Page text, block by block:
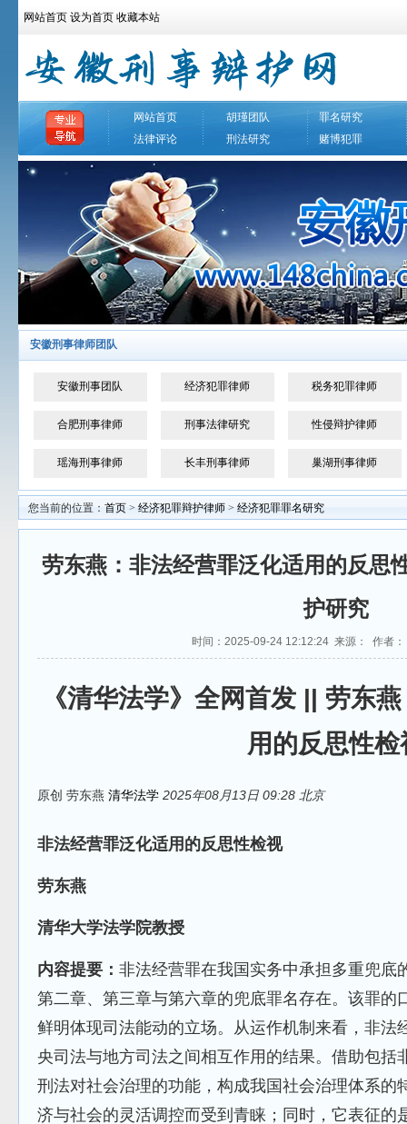
网站首页 设为首页 收藏本站
网站首页 胡瑾团队
罪名研究
法律评论
刑法研究 赌博犯罪
安徽刑事律师团队
安徽刑事团队 经济犯罪律师 税务犯罪律师
合肥刑事律师 刑事法律研究 性侵辩护律师
瑶海刑事律师 长丰刑事律师 巢湖刑事律师
您当前的位置： 首页 > 经济犯罪辩护律师 > 经济犯罪罪名研究
劳东燕：非法经营罪泛化适用的反
护研究
时间：2025-09-24 12:12:24 来源： 作者
《清华法学》全网首发 || 劳东
用的反思性检
原创 劳东燕 清华法学 2025年08月13日 09:28 北京
非法经营罪泛化适用的反思性检视
劳东燕
清华大学法学院教授
内容提要： 非法经营罪在我国实务中承担多重兜底
第二章、第三章与第六章的兜底罪名存在。该罪的
鲜明体现司法能动的立场。从运作机制来看，非法
央司法与地方司法之间相互作用的结果。借助包括
刑法对社会治理的功能，构成我国社会治理体系的
济与社会的灵活调控而受到青睐；同时，它表征的